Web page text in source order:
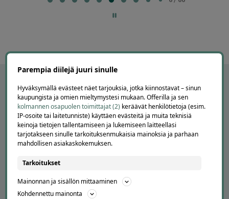
APUA JA NEUVOJA
Peruuta tilaus
Parempia diilejä juuri sinulle
Hyväksymällä evästeet näet tarjouksia, jotka kiinnostavat – sinun
kaupungista ja omien mieltymystesi mukaan. Offerilla ja sen
kolmannen osapuolen toimittajat (2) keräävät henkilötietoja (esim.
IP-osoite tai laitetunniste) käyttäen evästeitä ja muita teknisiä
keinoja tietojen tallentamiseen ja lukemiseen laitteellasi
tarjotakseen sinulle tarkoituksenmukaisia mainoksia ja parhaan
mahdollisen asiakaskokemuksen.
Tarkoitukset
Mainonnan ja sisällön mittaaminen
Kohdennettu mainonta